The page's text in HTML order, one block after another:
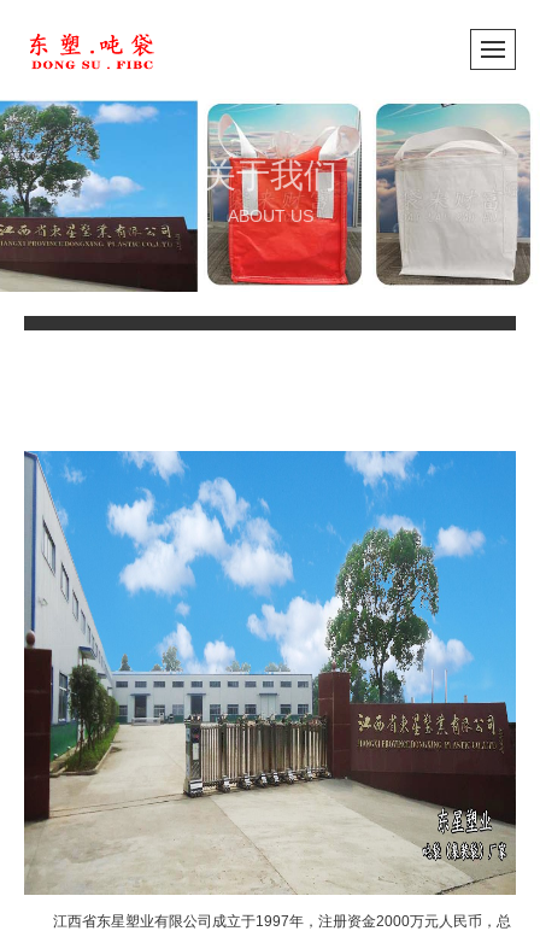
关于我们
ABOUT US
江西省东星塑业有限公司成立于1997年，注册资金2000万元人民币，总